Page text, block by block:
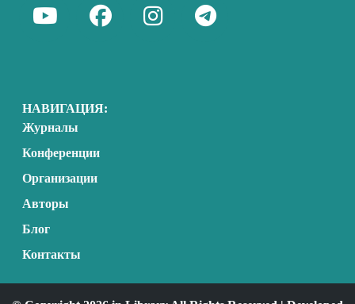
НАВИГАЦИЯ:
Журналы
Конференции
Организации
Авторы
Блог
Контакты